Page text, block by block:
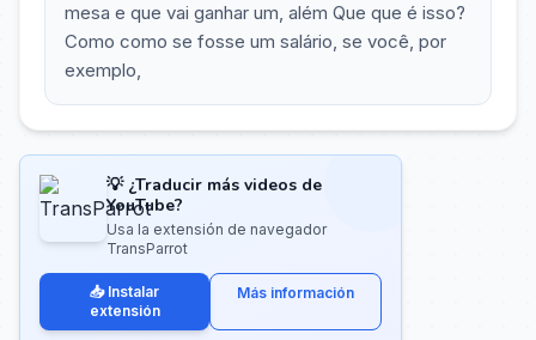
mesa e que vai ganhar um, além Que que é isso?
Como como se fosse um salário, se você, por
exemplo,
💡 ¿Traducir más videos de
YouTube?
Usa la extensión de navegador
TransParrot
📥 Instalar
extensión
Más información